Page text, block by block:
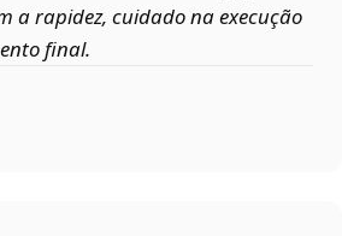
a rapidez, cuidado na execução
final.